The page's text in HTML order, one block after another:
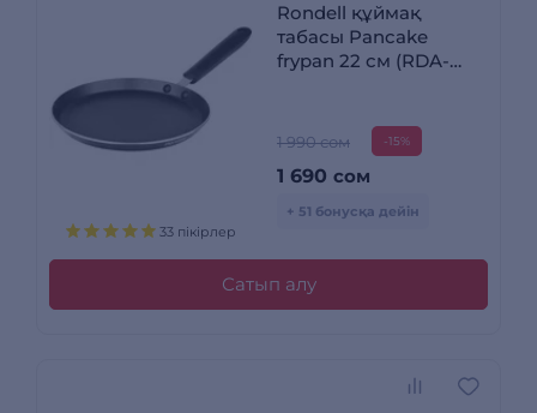
33 пікірлер
Rondell құймақ
табасы Pancake
frypan 22 см (RDA-
1 990 сом -15%
1 690 сом
+ 51 бонусқа дейін
Сатып алу